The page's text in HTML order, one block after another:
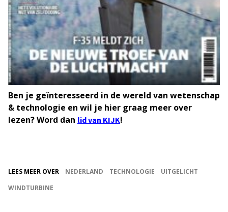
Ben je geïnteresseerd in de wereld van wetenschap
& technologie en wil je hier graag meer over
lezen? Word dan lid van KIJK!
LEES MEER OVER NEDERLAND TECHNOLOGIE
UITGELICHT
WINDTURBINE